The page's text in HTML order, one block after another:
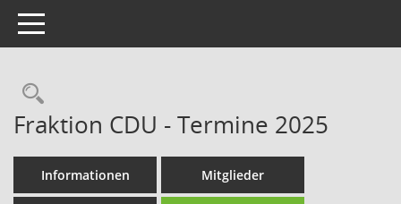
Toggle navigation
Rechercheauswahl
Fraktion CDU - Termine 2025
Informationen Mitglieder